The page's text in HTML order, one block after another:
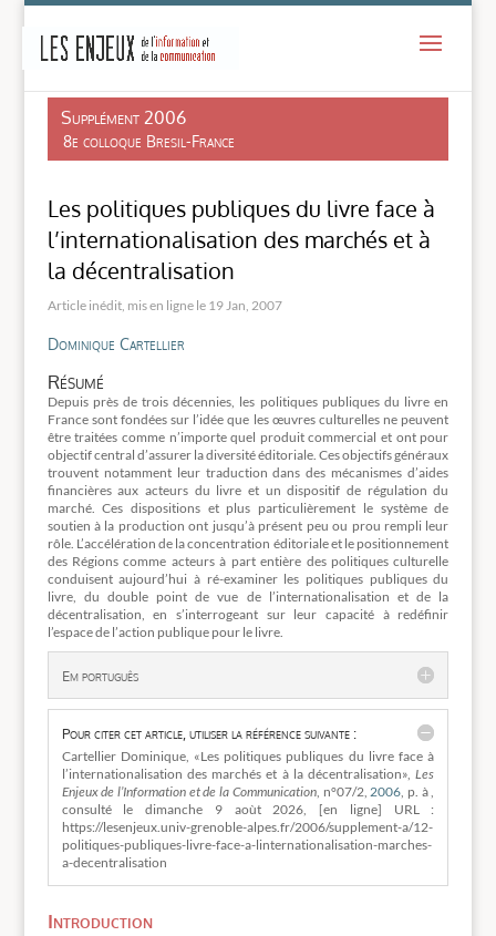
Supplément 2006
8e colloque Bresil-France
Les politiques publiques du livre face à
l’internationalisation des marchés et à
la décentralisation
19 Jan, 2007
Dominique Cartellier
Résumé
Depuis près de trois décennies, les politiques publiques du livre en
France sont fondées sur l’idée que les œuvres culturelles ne peuvent
être traitées comme n’importe quel produit commercial et ont pour
objectif central d’assurer la diversité éditoriale. Ces objectifs généraux
trouvent notamment leur traduction dans des mécanismes d’aides
financières aux acteurs du livre et un dispositif de régulation du
marché. Ces dispositions et plus particulièrement le système de
soutien à la production ont jusqu’à présent peu ou prou rempli leur
rôle. L’accélération de la concentration éditoriale et le positionnement
des Régions comme acteurs à part entière des politiques culturelle
conduisent aujourd’hui à ré-examiner les politiques publiques du
livre, du double point de vue de l’internationalisation et de la
décentralisation, en s’interrogeant sur leur capacité à redéfinir
l’espace de l’action publique pour le livre.
Em português
Pour citer cet article, utiliser la référence suivante :
Cartellier Dominique, «Les politiques publiques du livre face à
l’internationalisation des marchés et à la décentralisation»,Les
Enjeux de l’Information et de la Communication, n°07/2, 2006 , p. à ,
consulté ledimanche 9 aoùt 2026, [en ligne] URL :
https://lesenjeux.univ-grenoble-alpes.fr/2006/supplement-a/12-
politiques-publiques-livre-face-a-linternationalisation-marches-
a-decentralisation
Introduction